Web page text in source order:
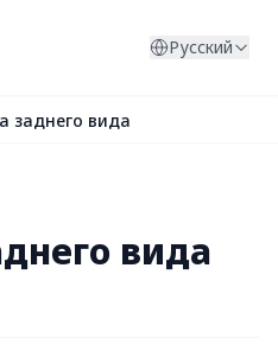
Русский
заднего вида
вида